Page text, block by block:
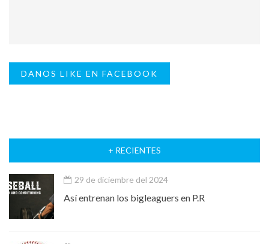
DANOS LIKE EN FACEBOOK
+ RECIENTES
29 de diciembre del 2024
Así entrenan los bigleaguers en P.R